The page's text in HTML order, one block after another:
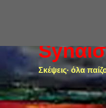
Σκέψεις· όλα